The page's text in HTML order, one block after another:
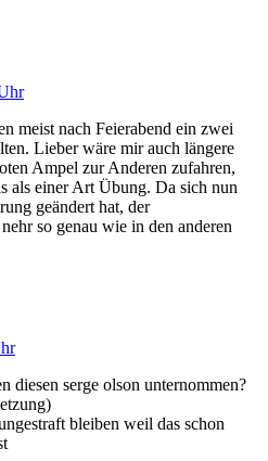
meist nach Feierabend ein zwei
Lieber wäre mir auch längere
Ampel zur Anderen zufahren,
als einer Art Übung. Da sich nun
geändert hat, der
so genau wie in den anderen
diesen serge olson unternommen?
bleiben weil das schon